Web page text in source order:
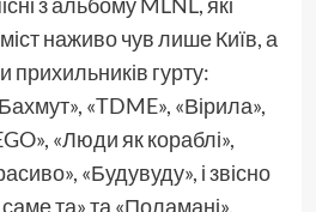
наживо чув лише Київ, а
прихильників гурту:
«TDME», «Вірила»,
«Люди як кораблі»,
«Будувуду», і звісно
саме та» та «Поламані».